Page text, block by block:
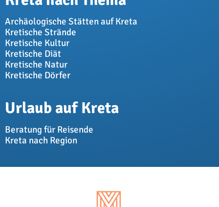
Archäologische Stätten auf Kreta
Kretische Strände
Kretische Kultur
Kretische Diät
Kretische Natur
Kretische Dörfer
Urlaub auf Kreta
Beratung für Reisende
Kreta nach Region